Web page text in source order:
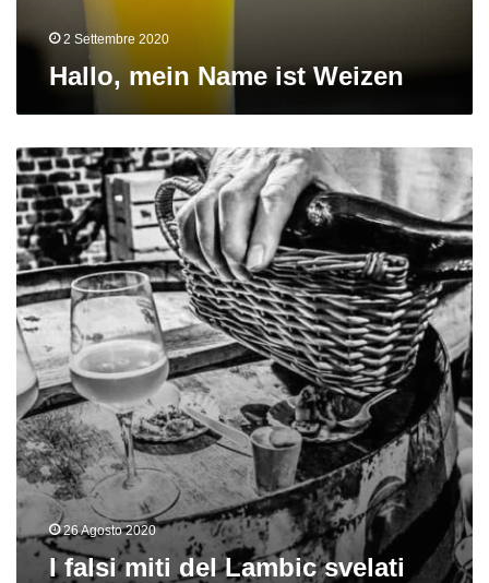
2 Settembre 2020
Hallo, mein Name ist Weizen
I
falsi
miti
del
Lambic
svelati
dallo
storico
Roel
Mulder
26 Agosto 2020
I falsi miti del Lambic svelati